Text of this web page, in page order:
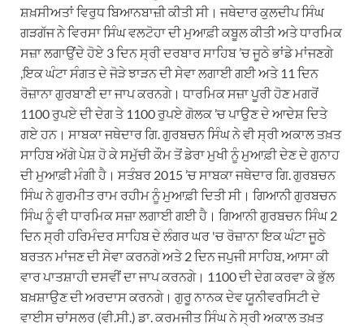
ਸ਼ਖ਼ਸੀਅਤਾਂ ਵਿਰੁਧ ਬਿਆਨਬਾਜ਼ੀ ਕੀਤੀ ਸੀ। ਜਥੇਦਾਰ ਕੁਲਦੀਪ ਸਿੰਘ
ਗੜਗੱਜ ਨੇ ਵਿਰਸਾ ਸਿੰਘ ਵਲਟੋਹਾ ਦੀ ਮੁਆਫ਼ੀ ਕਬੂਲ ਕੀਤੀ ਅਤੇ ਧਾਰਮਿਕ
ਸਜ਼ਾ ਲਗਾਉਂਦੇ ਹੋਏ 3 ਦਿਨ ਸ੍ਰੀ ਦਰਬਾਰ ਸਾਹਿਬ ’ਚ ਜੂਠੇ ਭਾਂਡੇ ਮਾਂਜਣਗੇ
,ਇਕ ਘੰਟਾ ਸੰਗਤ ਦੇ ਜੋੜੇ ਝਾੜਨ ਦੀ ਸੇਵਾ ਲਗਾਈ ਗਈ ਅਤੇ 11 ਦਿਨ
ਰੋਜ਼ਾਨਾ ਗੁਰਬਾਣੀ ਦਾ ਜਾਪ ਕਰਨਗੇ। ਧਾਰਮਿਕ ਸਜ਼ਾ ਪੂਰੀ ਹੋਣ ਮਗਰੋਂ
1100 ਰੁਪਏ ਦੀ ਦੇਗ ਤੇ 1100 ਰੁਪਏ ਗੋਲਕ ’ਚ ਪਾਉਣ ਦੇ ਆਦੇਸ਼ ਦਿਤੇ
ਗਏ ਹਨ। ਸਾਬਕਾ ਜਥੇਦਾਰ ਗਿ. ਗੁਰਬਚਨ ਸਿੰਘ ਨੇ ਵੀ ਸ੍ਰੀ ਅਕਾਲ ਤਖ਼ਤ
ਸਾਹਿਬ ਅੱਗੇ ਪੇਸ਼ ਹੋ ਕੇ ਸਮੁੱਚੀ ਕੌਮ ਤੋਂ ਡੇਰਾ ਮੁਖੀ ਨੂੰ ਮੁਆਫ਼ੀ ਦੇਣ ਦੇ ਗੁਨਾਹ
ਦੀ ਮੁਆਫ਼ੀ ਮੰਗੀ ਹੈ। ਸਤੰਬਰ 2015 ’ਚ ਸਾਬਕਾ ਜਥੇਦਾਰ ਗਿ. ਗੁਰਬਚਨ
ਸਿੰਘ ਨੇ ਗੁਰਮੀਤ ਰਾਮ ਰਹੀਮ ਨੂੰ ਮੁਆਫ਼ੀ ਦਿਤੀ ਸੀ। ਗਿਆਨੀ ਗੁਰਬਚਨ
ਸਿੰਘ ਨੂੰ ਵੀ ਧਾਰਮਿਕ ਸਜ਼ਾ ਲਗਾਈ ਗਈ ਹੈ। ਗਿਆਨੀ ਗੁਰਬਚਨ ਸਿੰਘ 2
ਦਿਨ ਸ੍ਰੀ ਹਰਿਮੰਦਰ ਸਾਹਿਬ ਦੇ ਲੰਗਰ ਘਰ 'ਚ ਰੋਜ਼ਾਨਾ ਇਕ ਘੰਟਾ ਜੂਠੇ
ਬਰਤਨ ਮਾਂਜਣ ਦੀ ਸੇਵਾ ਕਰਨਗੇ ਅਤੇ 2 ਦਿਨ ਜਪੁਜੀ ਸਾਹਿਬ, ਆਸਾ ਕੀ
ਵਾਰ ਪਾਤਸ਼ਾਹੀ ਦਸਵੀਂ ਦਾ ਜਾਪ ਕਰਨਗੇ। 1100 ਦੀ ਦੇਗ ਕਰਵਾ ਕੇ ਭੁੱਲ
ਬਖ਼ਸ਼ਾਉਣ ਦੀ ਅਰਦਾਸ ਕਰਨਗੇ। ਗੁਰੂ ਨਾਨਕ ਦੇਵ ਯੂਨੀਵਰਸਿਟੀ ਦੇ
ਵਾਈਸ ਚਾਂਸਲਰ (ਵੀ.ਸੀ.) ਡਾ. ਕਰਮਜੀਤ ਸਿੰਘ ਨੇ ਸ੍ਰੀ ਅਕਾਲ ਤਖ਼ਤ